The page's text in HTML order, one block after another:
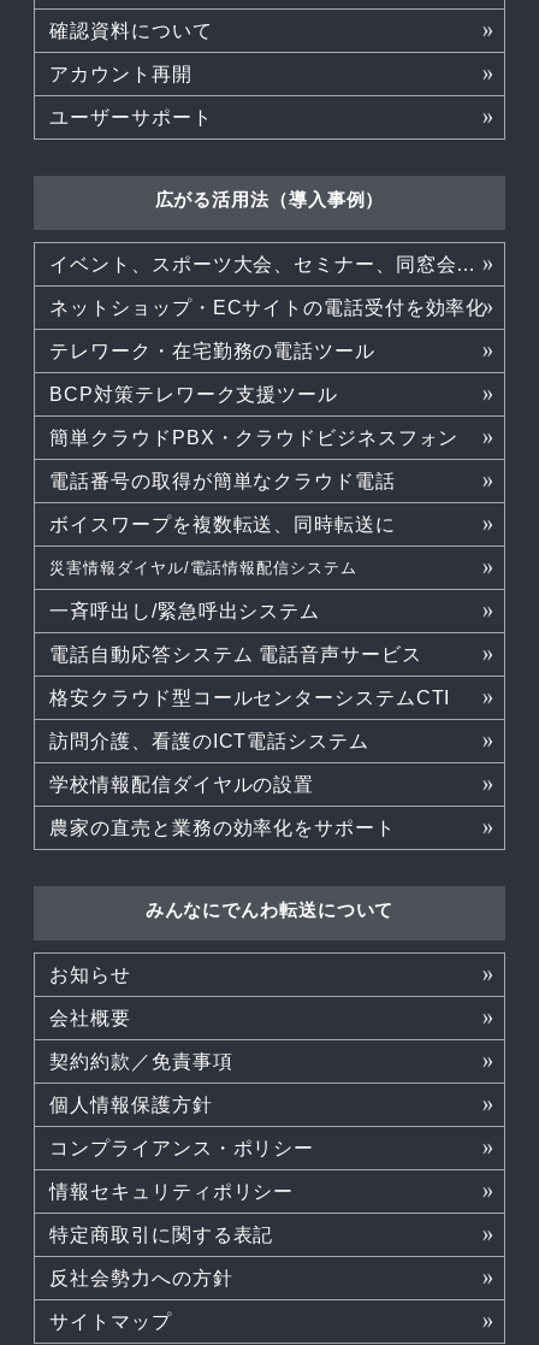
確認資料について
アカウント再開
ユーザーサポート
広がる活用法（導入事例）
イベント、スポーツ大会、セミナー、同窓会などでも活躍
ネットショップ・ECサイトの電話受付を効率化
テレワーク・在宅勤務の電話ツール
BCP対策テレワーク支援ツール
簡単クラウドPBX・クラウドビジネスフォン
電話番号の取得が簡単なクラウド電話
ボイスワープを複数転送、同時転送に
災害情報ダイヤル/電話情報配信システム
一斉呼出し/緊急呼出システム
電話自動応答システム 電話音声サービス
格安クラウド型コールセンターシステムCTI
訪問介護、看護のICT電話システム
学校情報配信ダイヤルの設置
農家の直売と業務の効率化をサポート
みんなにでんわ転送について
お知らせ
会社概要
契約約款／免責事項
個人情報保護方針
コンプライアンス・ポリシー
情報セキュリティポリシー
特定商取引に関する表記
反社会勢力への方針
サイトマップ